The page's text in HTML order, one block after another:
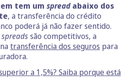
tem um spreadabaixo dos
, a transferência do crédito
poderá já não fazer sentido.
spreadssão competitivos, a
transferência dos seguros para
a 1,5%? Saiba porque está